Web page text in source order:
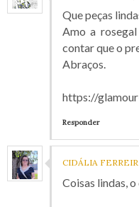
Que peças
Amo a
contar que o
Abraços.
https://
Responder
CIDÁLIA
Coisas lindas,